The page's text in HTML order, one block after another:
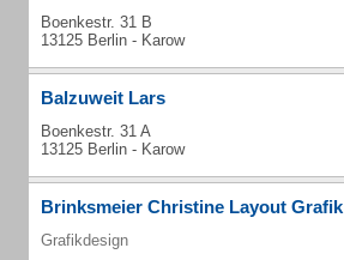
Boenkestr. 31 B
13125 Berlin - Karow
Balzuweit Lars
Boenkestr. 31 A
13125 Berlin - Karow
Brinksmeier Christine Layout Grafik
Grafikdesign